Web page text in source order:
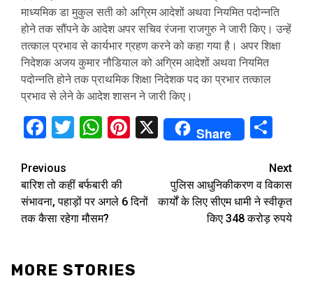
माध्यमिक डा मुकुल सती को अग्रिम आदेशों अथवा नियमित पदोन्नति
होने तक सौंपने के आदेश अपर सचिव रंजना राजगुरु ने जारी किए। उन्हें
तत्काल प्रभाव से कार्यभार ग्रहण करने को कहा गया है। अपर शिक्षा
निदेशक अजय कुमार नौडियाल को अग्रिम आदेशों अथवा नियमित
पदोन्नति होने तक प्राथमिक शिक्षा निदेशक पद का प्रभार तत्काल
प्रभाव से लेने के आदेश शासन ने जारी किए।
Facebook
Twitter
WhatsApp
Pinterest
X Share
Continue
Reading
Previous
बारिश तो कहीं बर्फबारी की
संभावना, पहाड़ों पर अगले 6 दिनों
तक कैसा रहेगा मौसम?
Next
पुलिस आधुनिकीकरण व विकास
कार्यों के लिए सीएम धामी ने स्वीकृत
किए 348 करोड़ रुपये
MORE STORIES